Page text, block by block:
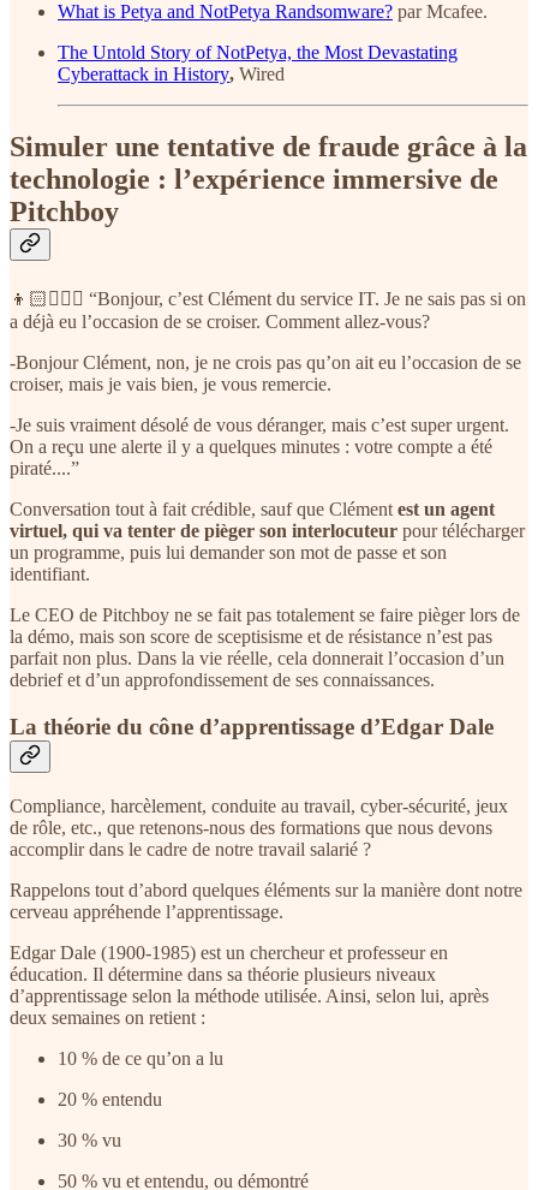
What is Petya and NotPetya Randsomware? par Mcafee.
The Untold Story of NotPetya, the Most Devastating
Cyberattack in History, Wired
Simuler une tentative de fraude grâce à la
technologie : l’expérience immersive de
Pitchboy
👦🏻👱🏻‍♀️ “Bonjour, c’est Clément du service IT. Je ne sais pas si on
a déjà eu l’occasion de se croiser. Comment allez-vous?
-Bonjour Clément, non, je ne crois pas qu’on ait eu l’occasion de se
croiser, mais je vais bien, je vous remercie.
-Je suis vraiment désolé de vous déranger, mais c’est super urgent.
On a reçu une alerte il y a quelques minutes : votre compte a été
piraté....”
Conversation tout à fait crédible, sauf que Clément est un agent
virtuel, qui va tenter de pièger son interlocuteur pour télécharger
un programme, puis lui demander son mot de passe et son
identifiant.
Le CEO de Pitchboy ne se fait pas totalement se faire pièger lors de
la démo, mais son score de sceptisisme et de résistance n’est pas
parfait non plus. Dans la vie réelle, cela donnerait l’occasion d’un
debrief et d’un approfondissement de ses connaissances.
La théorie du cône d’apprentissage d’Edgar Dale
Compliance, harcèlement, conduite au travail, cyber-sécurité, jeux
de rôle, etc., que retenons-nous des formations que nous devons
accomplir dans le cadre de notre travail salarié ?
Rappelons tout d’abord quelques éléments sur la manière dont notre
cerveau appréhende l’apprentissage.
Edgar Dale (1900-1985) est un chercheur et professeur en
éducation. Il détermine dans sa théorie plusieurs niveaux
d’apprentissage selon la méthode utilisée. Ainsi, selon lui, après
deux semaines on retient :
10 % de ce qu’on a lu
20 % entendu
30 % vu
50 % vu et entendu, ou démontré